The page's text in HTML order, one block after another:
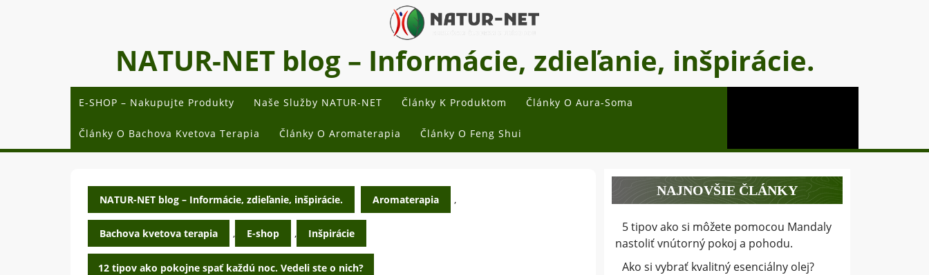
NATUR-NET blog – Informácie, zdieľanie, inšpirácie.
E-SHOP – Nakupujte Produkty Naše Služby NATUR-NET Články K Produktom Články O Aura-Soma
Články O Bachova Kvetova Terapia Články O Aromaterapia Články O Feng Shui
NATUR-NET blog – Informácie, zdieľanie, inšpirácie. Aromaterapia ,
Bachova kvetova terapia , E-shop , Inšpirácie
12 tipov ako pokojne spať každú noc. Vedeli ste o nich?
NAJNOVŠIE ČLÁNKY
5 tipov ako si môžete pomocou Mandaly
nastoliť vnútorný pokoj a pohodu.
Ako si vybrať kvalitný esenciálny olej?